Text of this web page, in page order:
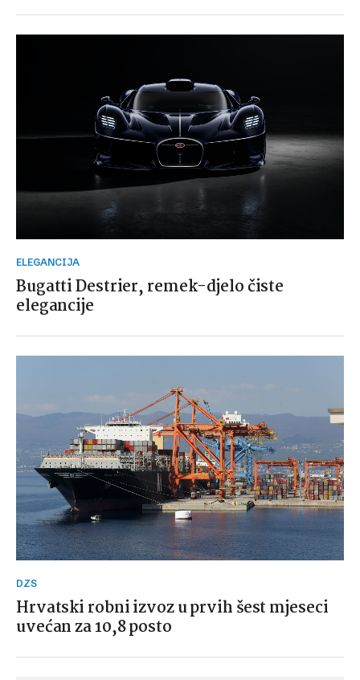
ELEGANCIJA
Bugatti Destrier, remek-djelo čiste
elegancije
DZS
Hrvatski robni izvoz u prvih šest mjeseci
uvećan za 10,8 posto